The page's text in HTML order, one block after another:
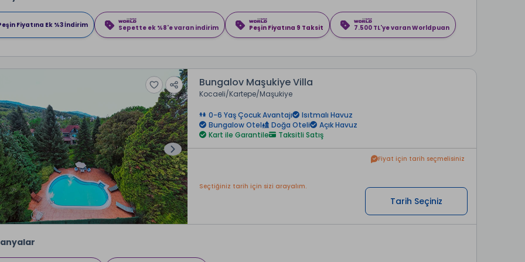
Fiyatına Ek %3 İndirim Sepette ek %8'e varan indirim Peşin Fiyatına 9 Taksit 7.500 TL'ye varan Worldpuan
Bungalov Maşukiye Villa
Kocaeli Kartepe Maşukiye
0-6 Yaş Çocuk Avantajı
Isıtmalı Havuz
Bungalow Otel
Doğa Oteli
Açık Havuz
Kart ile Garantile
Taksitli Satış
Seçtiğiniz tarih için sizi arayalım.
Fiyat için tarih seçmelisiniz
Tarih Seçiniz